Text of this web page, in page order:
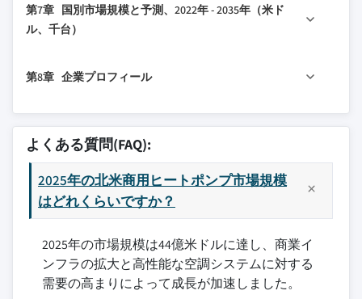
1.6 基本推定値と計算
1.8 予測モデル
学的影響
1.9 調査の透明性に関する追加資料
1.9.1 ソース属性の枠組み
1.9.2 品質保証指標
1.10 市場の定義
3.5 ポーターの分析
3.5.3 新規参入の脅威
3.6 PESTEL分析
3.6.1 政治的要因
3.6.2 経済的要因
3.6.3 社会的要因
3.6.4 技術的要因
3.6.5 法的要因
3.6.6 環境的要因
3.7 ヒートポンプのコスト構造分析
4.4.2 パートナーシップとコラボレーション
6.2 教育
6.3 医療
6.5 物流・輸送
6.7 ホスピタリティ
6.8 その他
第7章 国別市場規模と予測、2022年 - 2035年（米ド
ル、千台）
7.2 米国
第8章 企業プロフィール
8.1 Arctic Heat Pumps
8.3 Bosch Thermotechnology
8.4 Carrier
8.5 ClimateMaster
8.6 Daikin
8.7 Glen Dimplex
8.8 GREE Commercial
8.9 Johnson Controls
よくある質問(FAQ):
2025年の北米商用ヒートポンプ市場規模
はどれくらいですか？
2025年の市場規模は44億米ドルに達し、商業イ
ンフラの拡大と高性能な空調システムに対する
需要の高まりによって成長が加速しました。